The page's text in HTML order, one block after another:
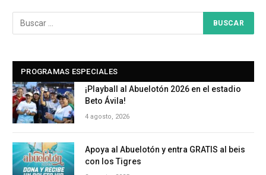
PROGRAMAS ESPECIALES
¡Playball al Abuelotón 2026 en el estadio
Beto Ávila!
4 agosto, 2026
Apoya al Abuelotón y entra GRATIS al beis
con los Tigres